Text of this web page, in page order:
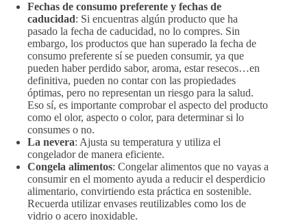
Fechas de consumo preferente y fechas de
caducidad: Si encuentras algún producto que ha
pasado la fecha de caducidad, no lo compres. Sin
embargo, los productos que han superado la fecha de
consumo preferente sí se pueden consumir, ya que
pueden haber perdido sabor, aroma, estar resecos…en
definitiva, pueden no contar con las propiedades
óptimas, pero no representan un riesgo para la salud.
Eso sí, es importante comprobar el aspecto del producto
como el olor, aspecto o color, para determinar si lo
consumes o no.
La nevera: Ajusta su temperatura y utiliza el
congelador de manera eficiente.
Congela alimentos: Congelar alimentos que no vayas a
consumir en el momento ayuda a reducir el desperdicio
alimentario, convirtiendo esta práctica en sostenible.
Recuerda utilizar envases reutilizables como los de
vidrio o acero inoxidable.